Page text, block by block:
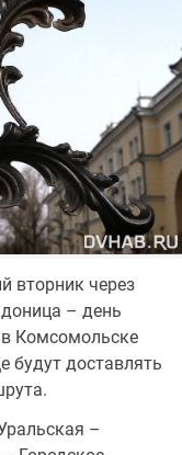
вторник через
– день
Комсомольске
будут доставлять
–